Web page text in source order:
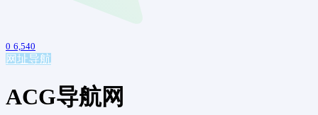
0 6,540
网址导航
ACG导航网